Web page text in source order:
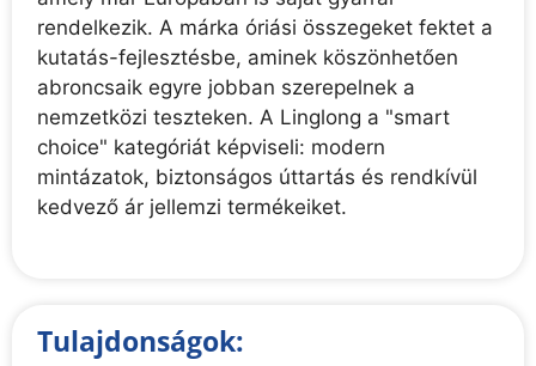
rendelkezik. A márka óriási összegeket fektet a
kutatás-fejlesztésbe, aminek köszönhetően
abroncsaik egyre jobban szerepelnek a
nemzetközi teszteken. A Linglong a "smart
choice" kategóriát képviseli: modern
mintázatok, biztonságos úttartás és rendkívül
kedvező ár jellemzi termékeiket.
Tulajdonságok: